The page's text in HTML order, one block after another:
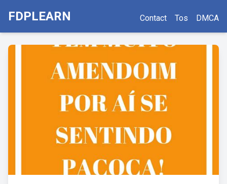
FDPLEARN Contact Tos DMCA